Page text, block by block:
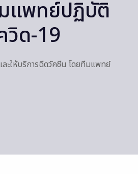
แพทย์ปฏิบัติ
วิด-19
ะให้บริการฉีดวัคซีน โดยทีมแพทย์